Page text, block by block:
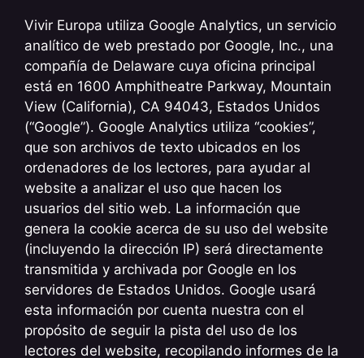
Vivir Europa utiliza Google Analytics, un servicio
analítico de web prestado por Google, Inc., una
compañía de Delaware cuya oficina principal
está en 1600 Amphitheatre Parkway, Mountain
View (California), CA 94043, Estados Unidos
(“Google”). Google Analytics utiliza “cookies”,
que son archivos de texto ubicados en los
ordenadores de los lectores, para ayudar al
website a analizar el uso que hacen los
usuarios del sitio web. La información que
genera la cookie acerca de su uso del website
(incluyendo la dirección IP) será directamente
transmitida y archivada por Google en los
servidores de Estados Unidos. Google usará
esta información por cuenta nuestra con el
propósito de seguir la pista del uso de los
lectores del website, recopilando informes de la